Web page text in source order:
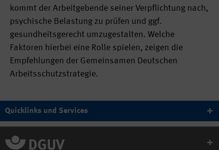
kommt der Arbeitgebende seiner Verpflichtung nach,
psychische Belastung zu prüfen und ggf.
gesundheitsgerecht umzugestalten. Welche
Faktoren hierbei eine Rolle spielen, zeigen die
Empfehlungen der Gemeinsamen Deutschen
Arbeitsschutzstrategie.
Quicklinks und Services